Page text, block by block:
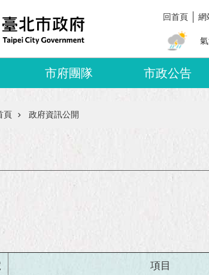
回首頁 網
氣
市府團隊 市政公告
頁 政府資訊公開
項目